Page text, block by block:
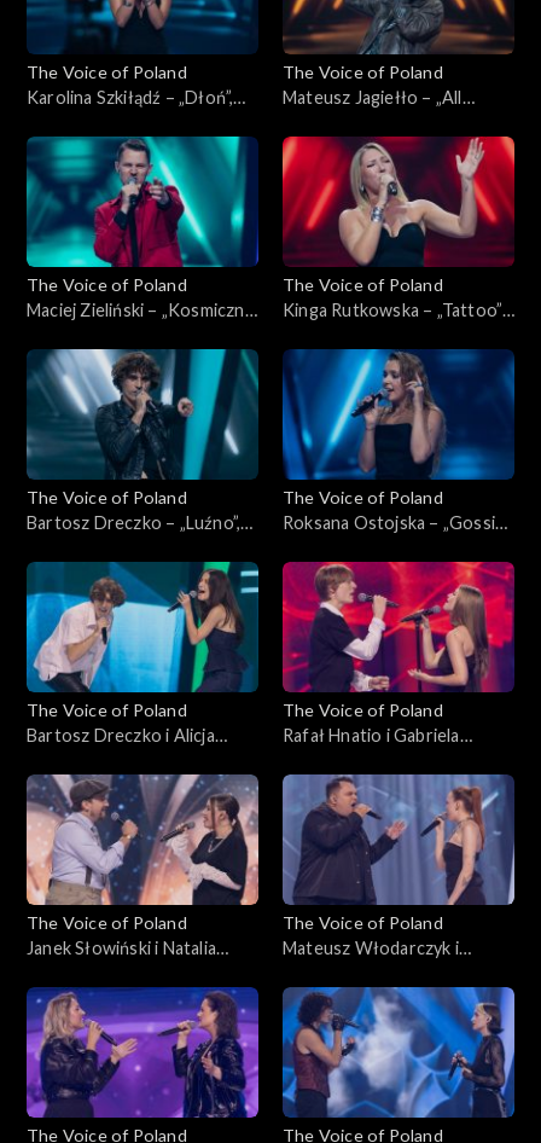
The Voice of Poland
Karolina Szkiłądź – „Dłoń”,
Nokaut, 1 listopada 2025
The Voice of Poland
Mateusz Jagiełło – „All
Poland”, Nokaut, 1 listopada
2025
The Voice of Poland
Maciej Zieliński – „Kosmiczne
Poland”, Nokaut, 1 listopada
2025
The Voice of Poland
Kinga Rutkowska – „Tattoo”,
Nokaut, 1 listopada 2025
The Voice of Poland
Bartosz Dreczko – „Luźno”,
Nokaut, 1 listopada 2025
The Voice of Poland
Roksana Ostojska – „Gossip”,
Nokaut, 1 listopada 2025
The Voice of Poland
Bartosz Dreczko i Alicja
nie mówię nie”, „The Voice of
Poland”, Bitwy, 25
października 2025
The Voice of Poland
Rafał Hnatio i Gabriela
Golarza”, „The Voice of
Poland”, Bitwy, 25
października 2025
The Voice of Poland
Janek Słowiński i Natalia
Seen the Rain”, „The Voice of
Poland”, Bitwy, 25
października 2025
The Voice of Poland
Mateusz Włodarczyk i
„The Voice of Poland”, Bitwy,
25 października 2025
The Voice of Poland The Voice of Poland